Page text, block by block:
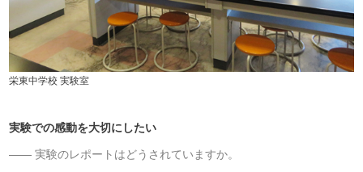
栄東中学校 実験室
実験での感動を大切にしたい
実験のレポートはどうされていますか。